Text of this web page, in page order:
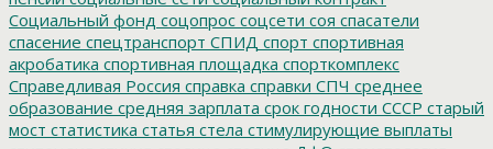
Социальный фонд соцопрос соцсети соя спасатели
спасение спецтранспорт СПИД спорт спортивная
акробатика спортивная площадка спорткомплекс
Справедливая Россия справка справки СПЧ среднее
образование средняя зарплата срок годности СССР старый
мост статистика статья стела стимулирующие выплаты